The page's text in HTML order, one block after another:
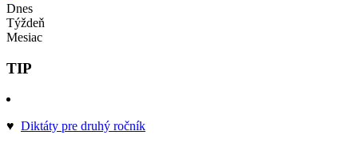
Dnes
Týždeň
Mesiac
TIP
♥ Diktáty pre druhý ročník